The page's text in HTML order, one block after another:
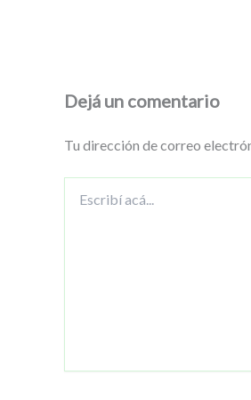
Dejá un comentario
Tu dirección de correo
acá...